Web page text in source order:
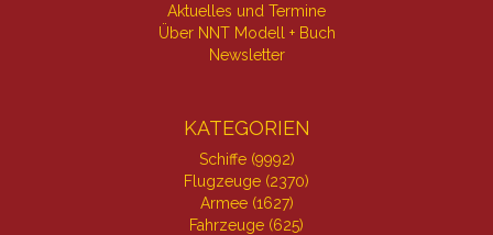
Aktuelles und Termine
Über NNT Modell + Buch
Newsletter
KATEGORIEN
Schiffe (9992)
Flugzeuge (2370)
Armee (1627)
Fahrzeuge (625)